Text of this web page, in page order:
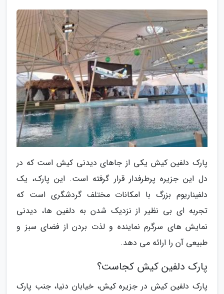
پارک دلفین کیش یکی از جاهای دیدنی کیش است که در
دل این جزیره پرطرفدار قرار گرفته است. این پارک، یک
دلفیناریوم بزرگ با امکانات مختلف گردشگری است که
تجربه ای بی نظیر از نزدیک شدن به دلفین ها، دیدنی
نمایش های سرگرم نماینده و لذت بردن از فضای سبز و
طبیعی آن را ارائه می دهد.
پارک دلفین کیش کجاست؟
پارک دلفین کیش در جزیره کیش، خیابان دنیا، جنب پارک